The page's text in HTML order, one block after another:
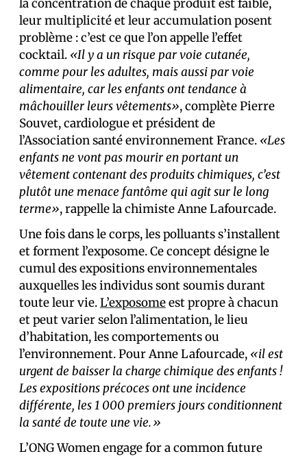
la concentration de chaque produit est faible,
leur multiplicité et leur accumulation posent
problème : c’est ce que l’on appelle l’effet
cocktail. «Il y a un risque par voie cutanée,
comme pour les adultes, mais aussi par voie
alimentaire, car les enfants ont tendance à
mâchouiller leurs vêtements», complète Pierre
Souvet, cardiologue et président de
l’Association santé environnement France. «Les
enfants ne vont pas mourir en portant un
vêtement contenant des produits chimiques, c’est
plutôt une menace fantôme qui agit sur le long
terme», rappelle la chimiste Anne Lafourcade.
Une fois dans le corps, les polluants s’installent
et forment l’exposome. Ce concept désigne le
cumul des expositions environnementales
auxquelles les individus sont soumis durant
toute leur vie.L’exposomeest propre à chacun
et peut varier selon l’alimentation, le lieu
d’habitation, les comportements ou
l’environnement. Pour Anne Lafourcade, «il est
urgent de baisser la charge chimique des enfants !
Les expositions précoces ont une incidence
différente, les 1 000 premiers jours conditionnent
la santé de toute une vie.»
L’ONG Women engage for a common future